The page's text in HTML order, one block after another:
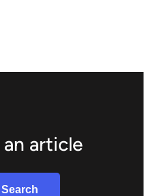
article
Search